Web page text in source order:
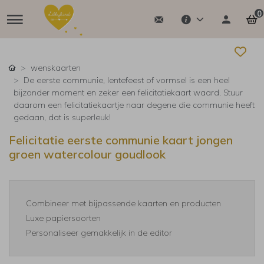
0
wenskaarten
De eerste communie, lentefeest of vormsel is een heel
bijzonder moment en zeker een felicitatiekaart waard. Stuur
daarom een felicitatiekaartje naar degene die communie heeft
gedaan, dat is superleuk!
Felicitatie eerste communie kaart jongen
groen watercolour goudlook
Combineer met bijpassende kaarten en producten
Luxe papiersoorten
Personaliseer gemakkelijk in de editor